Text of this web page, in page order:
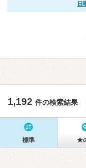
日
1,192 件の検索結果
標準 ★